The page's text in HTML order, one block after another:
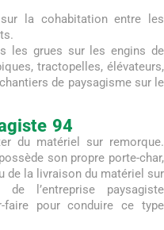
la cohabitation entre les
les grues sur les engins de
tractopelles, élévateurs,
de paysagisme sur le
94
du matériel sur remorque.
son propre porte-char,
de la livraison du matériel sur
l’entreprise paysagiste
pour conduire ce type